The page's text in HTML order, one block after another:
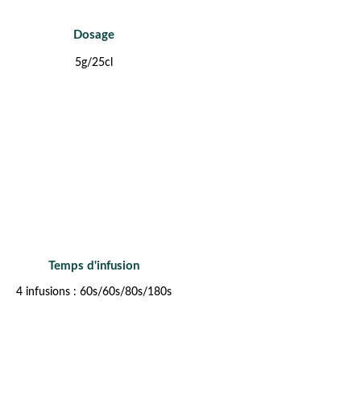
Dosage
5g/25cl
Temps d'infusion
4 infusions : 60s/60s/80s/180s